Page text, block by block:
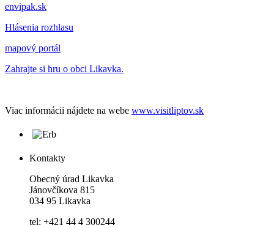
envipak.sk
Hlásenia rozhlasu
mapový portál
Zahrajte si hru o obci Likavka.
Viac informácii nájdete na webe www.visitliptov.sk
Kontakty
Obecný úrad Likavka
Jánovčíkova 815
034 95 Likavka
tel: +421 44 4 300244